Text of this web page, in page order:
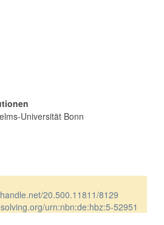
Universität Bonn
20.500.11811/8129
urn:nbn:de:hbz:5-52951